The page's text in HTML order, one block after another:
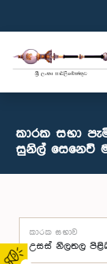
කාරක සභා
සුනිල් සෙ‍නෙවි
කාරක සභාව